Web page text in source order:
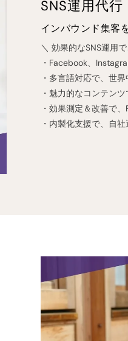
SNS運用代
インバウンド集客
＼ 効果的なSNS運用
・Facebook、
・多言語対応で、世
・魅力的なコンテン
・効果測定＆改善で
・内製化支援で、自